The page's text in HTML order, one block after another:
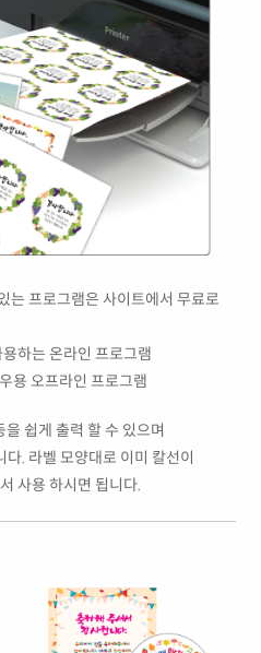
는 프로그램은 사이트에서 무료로
하는 온라인 프로그램
용 오프라인 프로그램
쉽게 출력 할 수 있으며
. 라벨 모양대로 이미 칼선이
사용 하시면 됩니다.